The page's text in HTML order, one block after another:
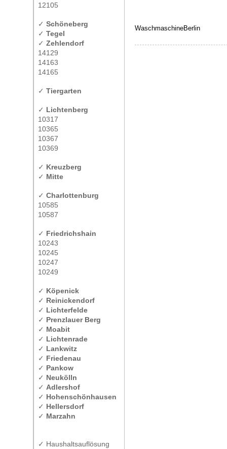
12105
✓ Schöneberg
✓ Tegel
✓ Zehlendorf
14129
14163
14165
✓ Tiergarten
✓ Lichtenberg
10317
10365
10367
10369
✓ Kreuzberg
✓ Mitte
✓ Charlottenburg
10585
10587
✓ Friedrichshain
10243
10245
10247
10249
✓ Köpenick
✓ Reinickendorf
✓ Lichterfelde
✓ Prenzlauer Berg
✓ Moabit
✓ Lichtenrade
✓ Lankwitz
✓ Friedenau
✓ Pankow
✓ Neukölln
✓ Adlershof
✓ Hohenschönhausen
✓ Hellersdorf
✓ Marzahn
✓ Haushaltsauflösung
WaschmaschineBerlin